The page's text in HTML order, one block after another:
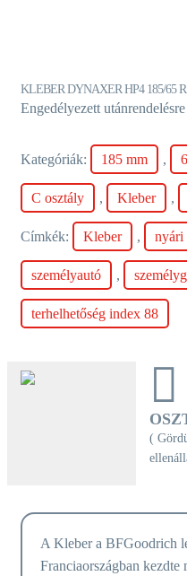
KLEBER DYNAXER HP4 185/65
Engedélyezett utánrendelésre
Kategóriák: 185 mm ,
C osztály , Kleber ,
Címkék: Kleber , nyári
személyautó ,
terhelhetőség index 88
(
A Kleber a BFGoodrich
Franciaországban kezdte